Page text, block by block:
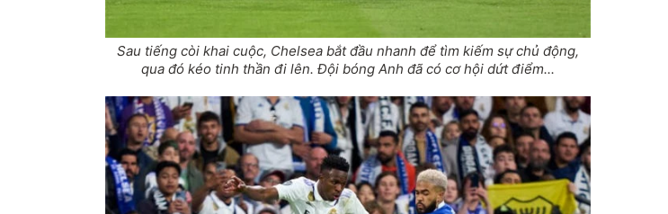
Sau tiếng còi khai cuộc, Chelsea bắt đầu nhanh để tìm kiếm sự chủ động,
qua đó kéo tinh thần đi lên. Đội bóng Anh đã có cơ hội dứt điểm...